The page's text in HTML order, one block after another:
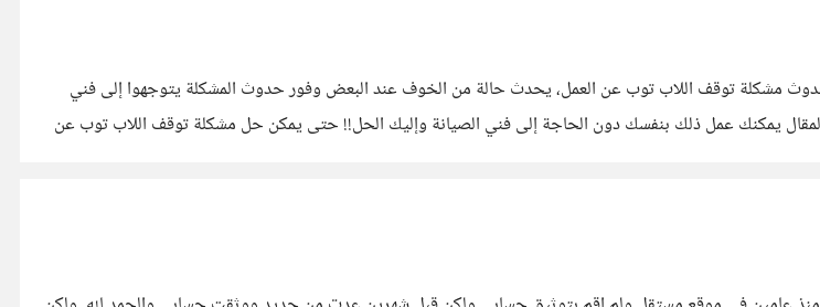
مشكلة توقف اللاب توب عن العمل، يحدث حالة من الخوف عند البعض وفور حدوث المشكلة يتوجهوا إلى فني
توب ويترتب عليه دفع أجر هذا الإصلاح. ولكن بعد هذا المقال يمكنك عمل ذلك بنفسك دون الحاجة إلى فني الصيانة وإليك الحل!! حتى يمكن حل مشكلة توقف اللاب توب عن